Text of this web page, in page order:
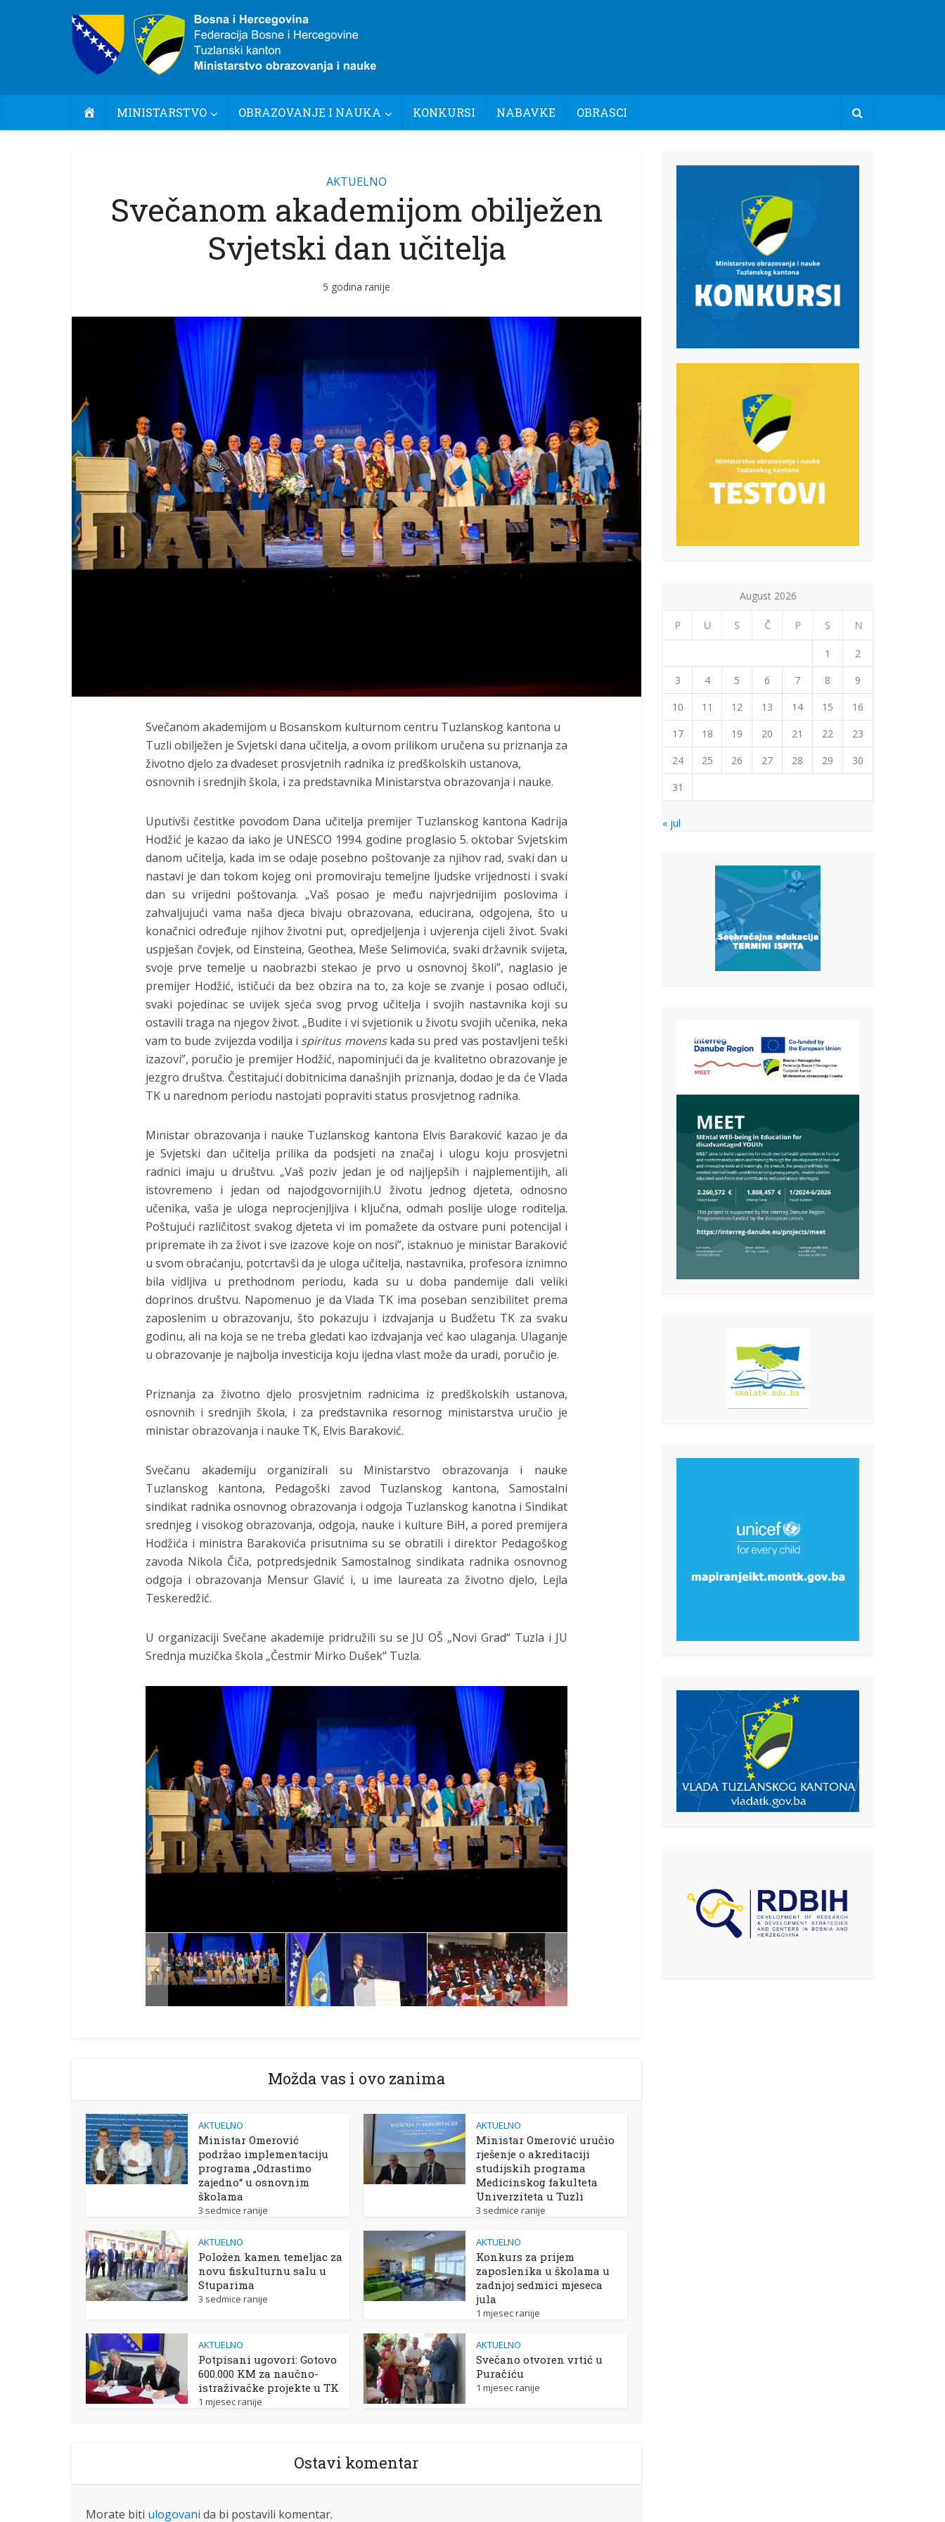
POČETNA
MINISTARSTVO OBRAZOVANJE I NAUKA KONKURSI NABAVKE OBRASCI
AKTUELNO
Svečanom akademijom obilježen
Svjetski dan učitelja
5 godina ranije
Svečanom akademijom u Bosanskom kulturnom centru Tuzlanskog kantona u
Tuzli obilježen je Svjetski dana učitelja, a ovom prilikom uručena su priznanja za
životno djelo za dvadeset prosvjetnih radnika iz predškolskih ustanova,
osnovnih i srednjih škola, i za predstavnika Ministarstva obrazovanja i nauke.
Uputivši čestitke povodom Dana učitelja premijer Tuzlanskog kantona Kadrija
Hodžić je kazao da iako je UNESCO 1994. godine proglasio 5. oktobar Svjetskim
danom učitelja, kada im se odaje posebno poštovanje za njihov rad, svaki dan u
nastavi je dan tokom kojeg oni promoviraju temeljne ljudske vrijednosti i svaki
dan su vrijedni poštovanja. „Vaš posao je među najvrjednijim poslovima i
zahvaljujući vama naša djeca bivaju obrazovana, educirana, odgojena, što u
konačnici određuje njihov životni put, opredjeljenja i uvjerenja cijeli život. Svaki
uspješan čovjek, od Einsteina, Geothea, Meše Selimovića, svaki državnik svijeta,
svoje prve temelje u naobrazbi stekao je prvo u osnovnoj školi”, naglasio je
premijer Hodžić, ističući da bez obzira na to, za koje se zvanje i posao odluči,
svaki pojedinac se uvijek sjeća svog prvog učitelja i svojih nastavnika koji su
ostavili traga na njegov život. „Budite i vi svjetionik u životu svojih učenika, neka
vam to bude zvijezda vodilja i spiritus movenskada su pred vas postavljeni teški
izazovi”, poručio je premijer Hodžić, napominjući da je kvalitetno obrazovanje je
jezgro društva. Čestitajući dobitnicima današnjih priznanja, dodao je da će Vlada
TK u narednom periodu nastojati popraviti status prosvjetnog radnika.
Ministar obrazovanja i nauke Tuzlanskog kantona Elvis Baraković kazao je da
je Svjetski dan učitelja prilika da podsjeti na značaj i ulogu koju prosvjetni
radnici imaju u društvu. „Vaš poziv jedan je od najljepših i najplementijih, ali
istovremeno i jedan od najodgovornijih.U životu jednog djeteta, odnosno
učenika, vaša je uloga neprocjenjljiva i ključna, odmah poslije uloge roditelja.
Poštujući različitost svakog djeteta vi im pomažete da ostvare puni potencijal i
pripremate ih za život i sve izazove koje on nosi”, istaknuo je ministar Baraković
u svom obraćanju, potcrtavši da je uloga učitelja, nastavnika, profesora iznimno
bila vidljiva u prethodnom periodu, kada su u doba pandemije dali veliki
doprinos društvu. Napomenuo je da Vlada TK ima poseban senzibilitet prema
zaposlenim u obrazovanju, što pokazuju i izdvajanja u Budžetu TK za svaku
godinu, ali na koja se ne treba gledati kao izdvajanja već kao ulaganja. Ulaganje
u obrazovanje je najbolja investicija koju ijedna vlast može da uradi, poručio je.
Priznanja za životno djelo prosvjetnim radnicima iz predškolskih ustanova,
osnovnih i srednjih škola, i za predstavnika resornog ministarstva uručio je
ministar obrazovanja i nauke TK, Elvis Baraković.
Svečanu akademiju organizirali su Ministarstvo obrazovanja i nauke
Tuzlanskog kantona, Pedagoški zavod Tuzlanskog kantona, Samostalni
sindikat radnika osnovnog obrazovanja i odgoja Tuzlanskog kanotna i Sindikat
srednjeg i visokog obrazovanja, odgoja, nauke i kulture BiH, a pored premijera
Hodžića i ministra Barakovića prisutnima su se obratili i direktor Pedagoškog
zavoda Nikola Čiča, potpredsjednik Samostalnog sindikata radnika osnovnog
odgoja i obrazovanja Mensur Glavić i, u ime laureata za životno djelo, Lejla
Teskeredžić.
U organizaciji Svečane akademije pridružili su se JU OŠ „Novi Grad“ Tuzla i JU
Srednja muzička škola „Čestmir Mirko Dušek“ Tuzla.
Možda vas i ovo zanima
AKTUELNO
Ministar Omerović
podržao implementaciju
programa „Odrastimo
zajedno“ u osnovnim
školama
3 sedmice ranije
AKTUELNO
Ministar Omerović uručio
rješenje o akreditaciji
studijskih programa
Medicinskog fakulteta
Univerziteta u Tuzli
3 sedmice ranije
AKTUELNO
Položen kamen temeljac za
novu fiskulturnu salu u
Stuparima
3 sedmice ranije
AKTUELNO
Konkurs za prijem
zaposlenika u školama u
zadnjoj sedmici mjeseca
jula
1 mjesec ranije
AKTUELNO
Potpisani ugovori: Gotovo
600.000 KM za naučno-
istraživačke projekte u TK
1 mjesec ranije
AKTUELNO
Svečano otvoren vrtić u
Puračiću
1 mjesec ranije
Ostavi komentar
Morate biti ulogovani da bi postavili komentar.
August 2026
P U S Č P S N
1
2
3
4 5 6 7 8
9
10
11 12 13 14 15
16
17
18 19 20 21 22
23
24
25 26 27 28 29
30
31
« jul